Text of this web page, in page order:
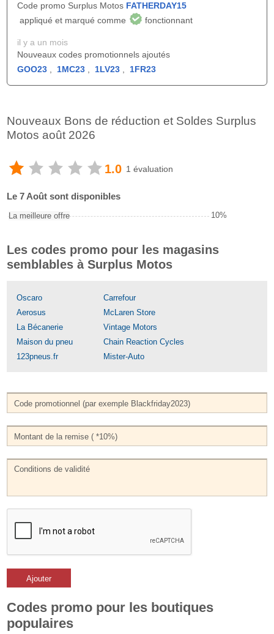
Code promo Surplus Motos FATHERDAY15
appliqué et marqué comme
fonctionnant
il y a un mois
Nouveaux codes promotionnels ajoutés
GOO23
1MC23 1LV23 1FR23
Nouveaux Bons de réduction et Soldes Surplus
Motos août 2026
1.0 1 évaluation
Le 7 Août sont disponibles
La meilleure offre 10%
Les codes promo pour les magasins
semblables à Surplus Motos
Oscaro
Carrefour
Aerosus
McLaren Store
La Bécanerie
Vintage Motors
Maison du pneu
Chain Reaction Cycles
123pneus.fr
Mister-Auto
Ajouter
Codes promo pour les boutiques
populaires